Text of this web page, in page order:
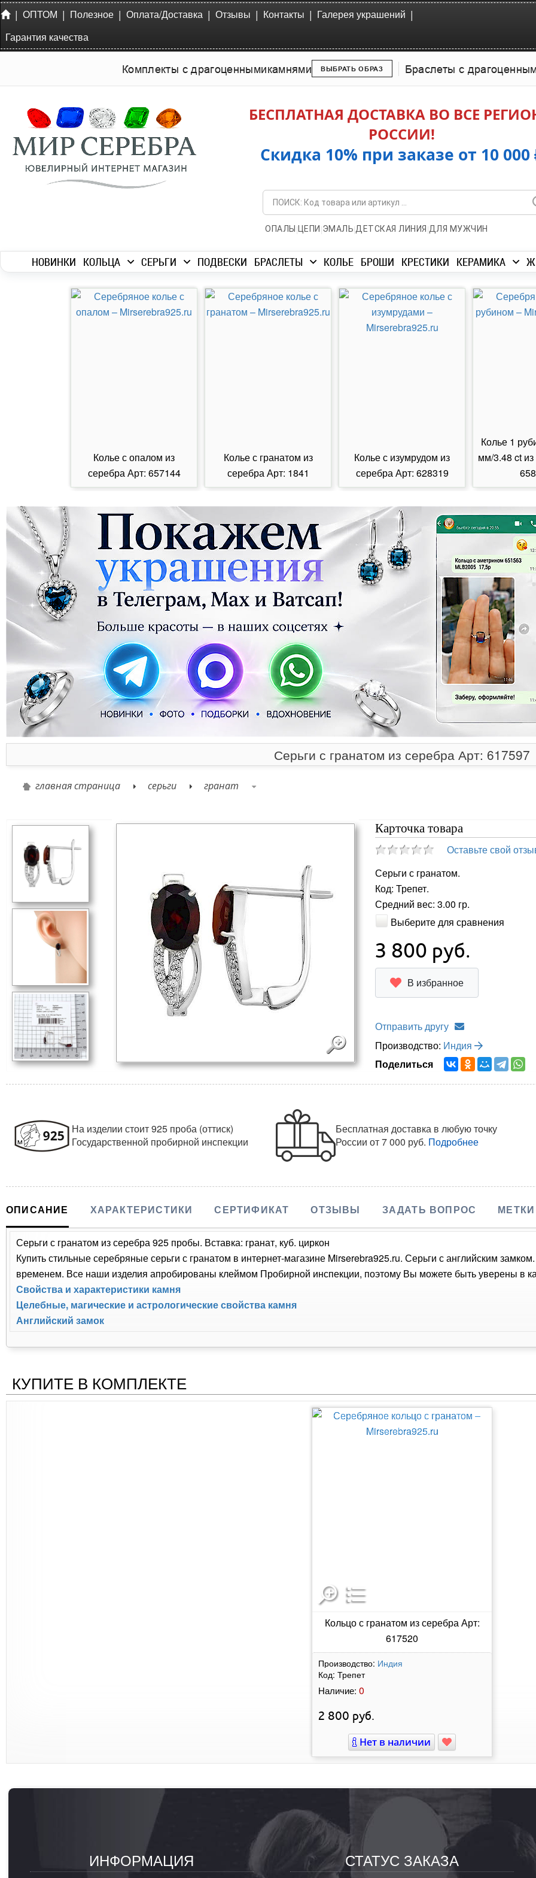
| ОПТОМ | Полезное | Оплата/Доставка | Отзывы | Контакты | Галерея украшений |
Гарантия качества
Комплекты с драгоценнымикамнями ВЫБРАТЬ ОБРАЗ Браслеты с
БЕСПЛАТНАЯ ДОСТАВКА ВО ВСЕ
РОССИИ!
Скидка 10% при заказе от 10 000
ОПАЛЫ | ЦЕПИ |ЭМАЛЬ|ДЕТСКАЯ ЛИНИЯ |ДЛЯ МУЖЧИН
НОВИНКИ КОЛЬЦА СЕРЬГИ ПОДВЕСКИ БРАСЛЕТЫ КОЛЬЕ БРОШИ КРЕСТИКИ КЕРАМИКА
Колье с опалом из
серебра Арт: 657144
Колье с гранатом из
серебра Арт: 1841
Колье с изумрудом из
серебра Арт: 628319
Колье 1
мм/3.48 ct
Серьги с гранатом из серебра Арт: 617597
главная страница серьги гранат
Карточка товара
Оставьте свой
Серьги с гранатом.
Код: Трепет.
Средний вес: 3.00 гр.
Выберите для сравнения
3 800 руб.
В избранное
Отправить другу
Производство: Индия
Поделиться
На изделии стоит 925 проба (оттиск)
Государственной пробирной инспекции
Бесплатная доставка в любую точку
Россииот 7 000 руб. Подробнее
ОПИСАНИЕ ХАРАКТЕРИСТИКИ СЕРТИФИКАТ ОТЗЫВЫ ЗАДАТЬ ВОПРОС МЕТКИ
Серьги с гранатом из серебра 925 пробы. Вставка: гранат, куб. циркон
Купить стильные серебряные серьги с гранатом в интернет-магазине Mirserebra925.ru. Серьги с английским
временем. Все наши изделия апробированы клеймом Пробирной инспекции, поэтому Вы можете быть уверены в
Свойства и характеристики камня
Целебные, магические и астрологические свойства камня
Английский замок
КУПИТЕ В КОМПЛЕКТЕ
Кольцо с гранатом из серебра Арт:
617520
Производство: Индия
Код: Трепет
Наличие: 0
2 800 руб.
Нет в наличии
ИНФОРМАЦИЯ СТАТУС ЗАКАЗА